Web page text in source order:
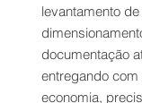
levantamento
documentação
entregando
economia,